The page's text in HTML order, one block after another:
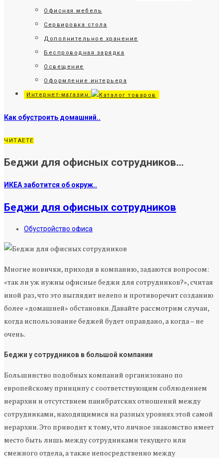
Офисная мебель
Сервировка стола
Дополнительное хранение
Беспроводная зарядка
Освещение
Оформление интерьера
Интернет-магазин
Как обустроить домашний..
ЧИТАЕТЕ
Беджи для офисных сотрудников...
ИКЕА заботится об окруж..
Беджи для офисных сотрудников
Обустройство офиса
Многие новички, приходя в компанию, задаются вопросом:
«так ли уж нужны офисные беджи для сотрудников?», считая
иной раз, что это выглядит нелепо и противоречит созданию
более «домашней» обстановки. Давайте рассмотрим случаи,
когда использование беджей будет оправдано, а когда – не
очень.
Беджи у сотрудников в большой компании
Большинство подобных компаний организовано по
европейскому принципу с соответствующим соблюдением
иерархии и отсутствием панибратских отношений между
сотрудниками, находящимися на разных уровнях этой самой
иерархии. Это приводит к тому, что личное знакомство имеет
место быть лишь между сотрудниками текущего или
смежного отдела, а также непосредственно между